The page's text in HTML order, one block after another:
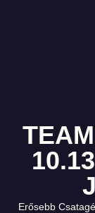
Erősebb